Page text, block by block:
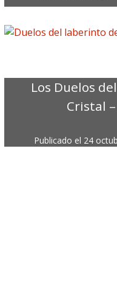
Los Duelos
Cristal
Publicado el 24